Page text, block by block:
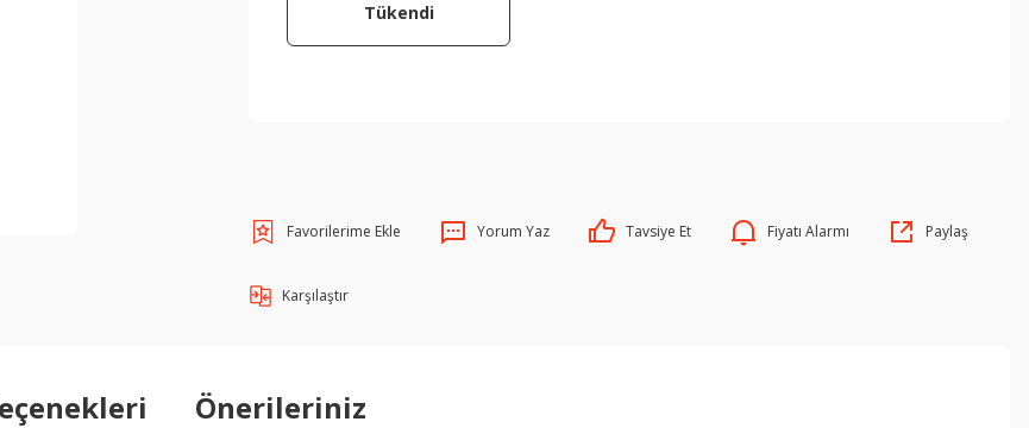
Tükendi
Yorum Yaz Tavsiye Et Fiyatı Alarmı Paylaş
Karşılaştır
Önerileriniz